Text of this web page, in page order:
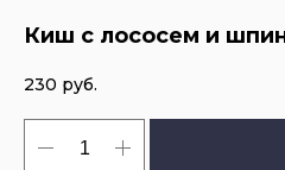
Киш с лососем и
230 руб.